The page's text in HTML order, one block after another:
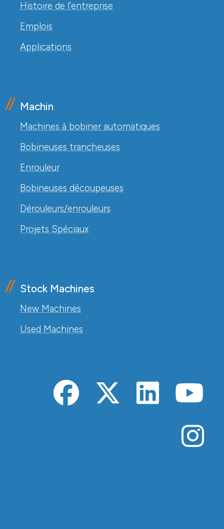
Histoire de l'entreprise
Emplois
Applications
Machin
Machines à bobiner automatiques
Bobineuses trancheuses
Enrouleur
Bobineuses découpeuses
Dérouleurs/enrouleurs
Projets Spéciaux
Stock Machines
New Machines
Used Machines
Alpha